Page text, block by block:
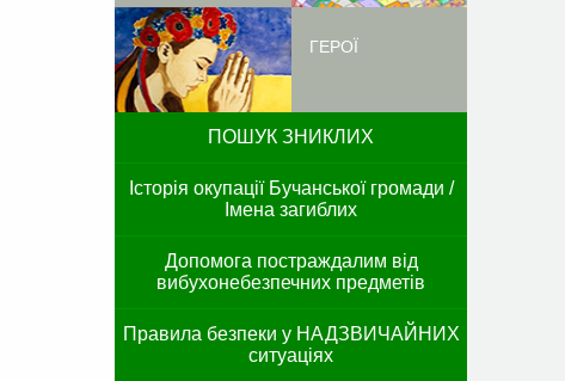
ГЕРОЇ
ПОШУК ЗНИКЛИХ
Історія окупації Бучанської громади /
Імена загиблих
Допомога постраждалим від
вибухонебезпечних предметів
Правила безпеки у НАДЗВИЧАЙНИХ
ситуаціях